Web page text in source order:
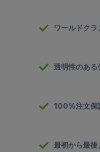
ワールドク
透明性のある
100%注文保
最初から最後